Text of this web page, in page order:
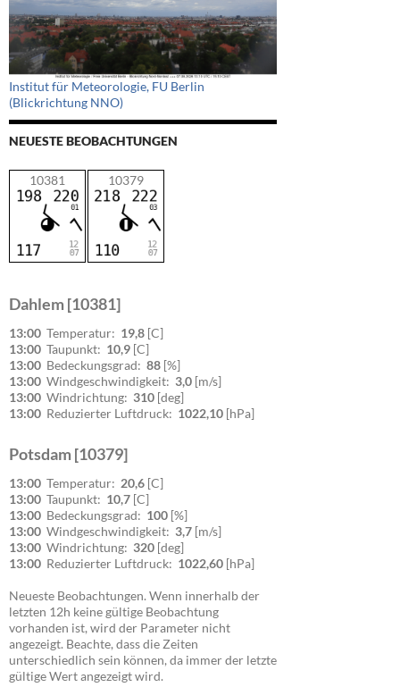
Institut für Meteorologie, FU Berlin
(Blickrichtung NNO)
NEUESTE BEOBACHTUNGEN
10381 10379
Dahlem [10381]
13:00 Temperatur: 19,8 [C]
13:00 Taupunkt: 10,9 [C]
13:00 Bedeckungsgrad: 88 [%]
13:00 Windgeschwindigkeit: 3,0 [m/s]
13:00 Windrichtung: 310 [deg]
13:00 Reduzierter Luftdruck: 1022,10 [hPa]
Potsdam [10379]
13:00 Temperatur: 20,6 [C]
13:00 Taupunkt: 10,7 [C]
13:00 Bedeckungsgrad: 100 [%]
13:00 Windgeschwindigkeit: 3,7 [m/s]
13:00 Windrichtung: 320 [deg]
13:00 Reduzierter Luftdruck: 1022,60 [hPa]
Neueste Beobachtungen. Wenn innerhalb der
letzten 12h keine gültige Beobachtung
vorhanden ist, wird der Parameter nicht
angezeigt. Beachte, dass die Zeiten
unterschiedlich sein können, da immer der letzte
gültige Wert angezeigt wird.